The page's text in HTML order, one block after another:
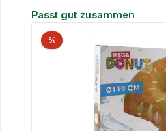
Produktgalerie überspringen
Passt gut zusammen
%